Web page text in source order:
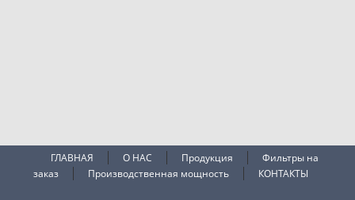
ГЛАВНАЯ О НАС Продукция
Фильтры на
заказ
Производственная мощность КОНТАКТЫ